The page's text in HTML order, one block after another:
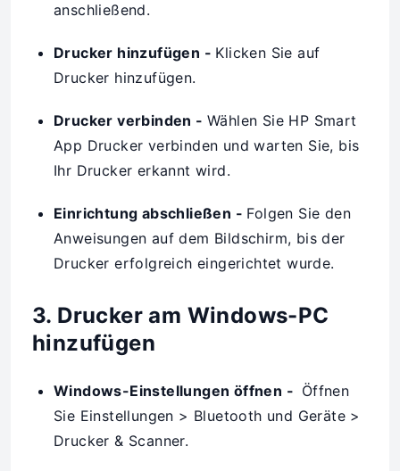
anschließend.
Drucker hinzufügen - Klicken Sie auf
Drucker hinzufügen.
Drucker verbinden - Wählen Sie HP Smart
App Drucker verbinden und warten Sie, bis
Ihr Drucker erkannt wird.
Einrichtung abschließen - Folgen Sie den
Anweisungen auf dem Bildschirm, bis der
Drucker erfolgreich eingerichtet wurde.
3. Drucker am Windows-PC
hinzufügen
Windows-Einstellungen öffnen - Öffnen
Sie Einstellungen > Bluetooth und Geräte >
Drucker & Scanner.